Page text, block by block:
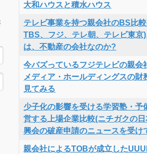
大和ハウスと積水ハウス
テレビ事業を持つ親会社のBS比較
TBS、フジ、テレ朝、テレビ東京
は、不動産の会社なのか?
今バズっているフジテレビの親会
メディア・ホールディングスの財
見てみる
少子化の影響を受ける学習塾・予
営する上場企業比較(ニチガクの
興会の破産申請のニュースを受け
親会社によるTOBが成立した